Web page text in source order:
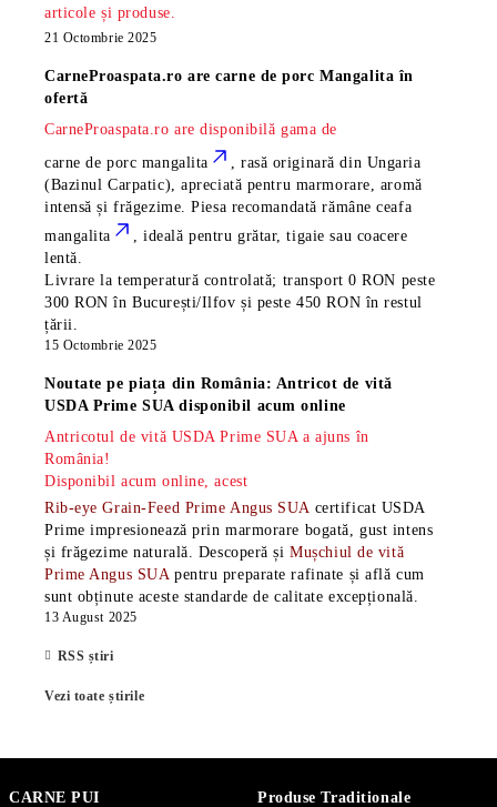
articole și produse.
21 Octombrie 2025
CarneProaspata.ro arecarne de porc Mangalita în
ofertă
CarneProaspata.ro are disponibilă gama de
carne de porc mangalita
, rasă originară din Ungaria
(Bazinul Carpatic), apreciată pentru marmorare, aromă
intensă și frăgezime. Piesa recomandată rămâneceafa
mangalita
, ideală pentru grătar, tigaie sau coacere
lentă.
Livrare la temperatură controlată; transport 0 RON peste
300 RON în București/Ilfov și peste 450 RON în restul
țării.
15 Octombrie 2025
Noutate pe piața din România: Antricot de vită
USDA Prime SUA disponibil acum online
Antricotul de vită USDA Prime SUA a ajuns în
România!
Disponibil acum online, acest
Rib-eye Grain-Feed Prime Angus SUA certificat USDA
Prime impresionează prin marmorare bogată, gust intens
și frăgezime naturală. Descoperă șiMușchiul de vită
Prime Angus SUA pentru preparate rafinate și află cum
sunt obținute aceste standarde de calitate excepțională.
13 August 2025
RSS știri
Vezi toate știrile
CARNE PUI Produse Traditionale